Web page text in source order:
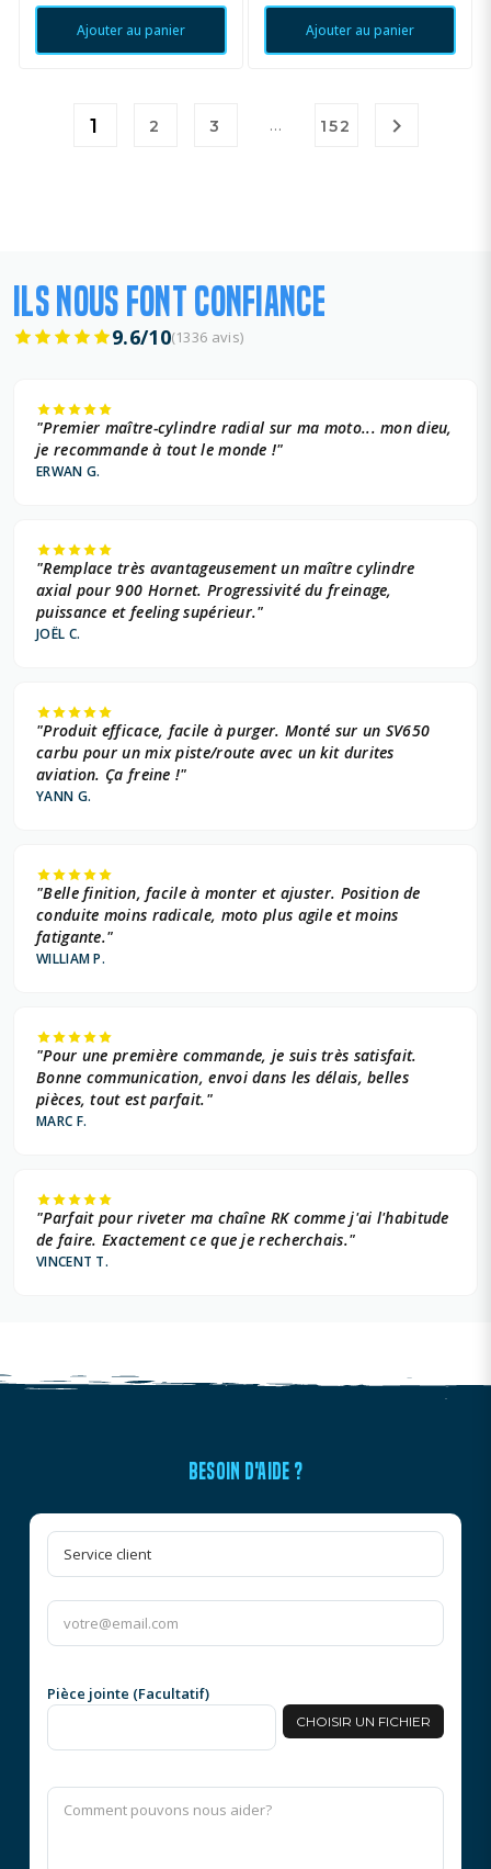
Ajouter au panier Ajouter au panier
1 2 3 … 152 
ILS NOUS FONT CONFIANCE
9.6/10(1336 avis)
"Premier maître-cylindre radial sur ma moto... mon dieu,
je recommande à tout le monde !"
ERWAN G.
"Remplace très avantageusement un maître cylindre
axial pour 900 Hornet. Progressivité du freinage,
puissance et feeling supérieur."
JOËL C.
"Produit efficace, facile à purger. Monté sur un SV650
carbu pour un mix piste/route avec un kit durites
aviation. Ça freine !"
YANN G.
"Belle finition, facile à monter et ajuster. Position de
conduite moins radicale, moto plus agile et moins
fatigante."
WILLIAM P.
"Pour une première commande, je suis très satisfait.
Bonne communication, envoi dans les délais, belles
pièces, tout est parfait."
MARC F.
"Parfait pour riveter ma chaîne RK comme j'ai l'habitude
de faire. Exactement ce que je recherchais."
VINCENT T.
BESOIN D'AIDE ?
Pièce jointe (Facultatif)
CHOISIR UN FICHIER